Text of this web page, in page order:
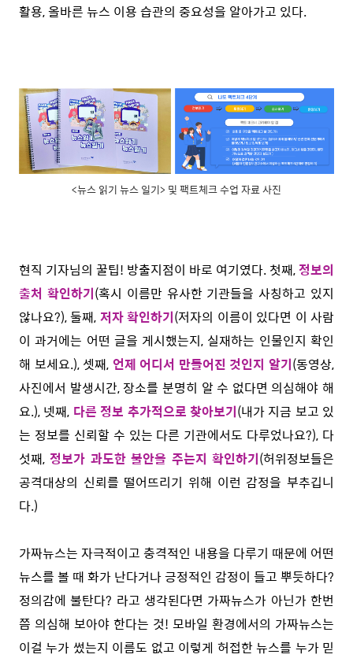
활용, 올바른 뉴스 이용 습관의 중요성을 알아가고 있다.
<뉴스 읽기 뉴스 일기> 및 팩트체크 수업 자료 사진
현직 기자님의 꿀팁! 방출지점이 바로 여기였다. 첫째,정보의
출처 확인하기(혹시 이름만 유사한 기관들을 사칭하고 있지
않나요?), 둘째, 저자 확인하기(저자의 이름이 있다면 이 사람
이 과거에는 어떤 글을 게시했는지, 실재하는 인물인지 확인
해 보세요.), 셋째, 언제 어디서 만들어진 것인지 알기(동영상,
사진에서 발생시간, 장소를 분명히 알 수 없다면 의심해야 해
요.), 넷째, 다른 정보 추가적으로 찾아보기(내가 지금 보고 있
는 정보를 신뢰할 수 있는 다른 기관에서도 다루었나요?), 다
섯째, 정보가 과도한 불안을 주는지 확인하기(허위정보들은
공격대상의 신뢰를 떨어뜨리기 위해 이런 감정을 부추깁니
다.)
가짜뉴스는 자극적이고 충격적인 내용을 다루기 때문에 어떤
뉴스를 볼 때 화가 난다거나 긍정적인 감정이 들고 뿌듯하다?
정의감에 불탄다? 라고 생각된다면 가짜뉴스가 아닌가 한번
쯤 의심해 보아야 한다는 것! 모바일 환경에서의 가짜뉴스는
이걸 누가 썼는지 이름도 없고 이렇게 허접한 뉴스를 누가 믿